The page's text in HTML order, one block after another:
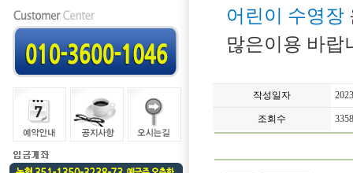
어린이 수영장
많은이용 바랍
작성일자
조회수 3358